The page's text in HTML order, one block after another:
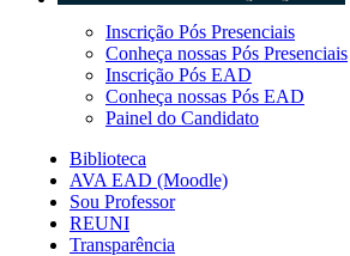
Inscrição Pós Presenciais
Conheça nossas Pós Presenciais
Inscrição Pós EAD
Conheça nossas Pós EAD
Painel do Candidato
Biblioteca
AVA EAD (Moodle)
Sou Professor
REUNI
Transparência